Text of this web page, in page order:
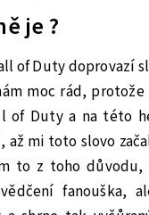
je ?
of Duty doprovazí
moc rád,
of Duty a na této
až mi toto slovo
to z toho
fanouška,